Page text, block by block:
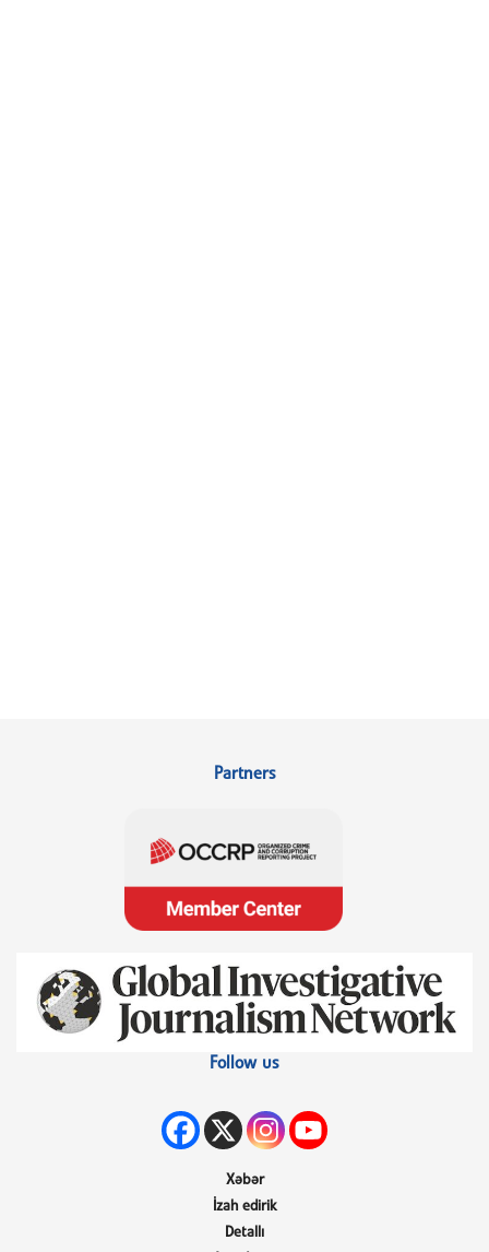
Partners
Follow us
Xəbər
İzah edirik
Detallı